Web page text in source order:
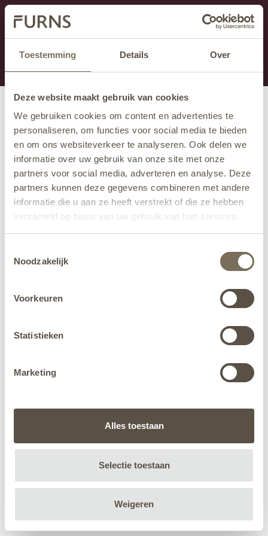
Toestemming Details Over
Deze website maakt gebruik van cookies
We gebruiken cookies om content en advertenties te
personaliseren, om functies voor social media te bieden
en om ons websiteverkeer te analyseren. Ook delen we
informatie over uw gebruik van onze site met onze
partners voor social media, adverteren en analyse. Deze
partners kunnen deze gegevens combineren met andere
informatie die u aan ze heeft verstrekt of die ze hebben
verzameld op basis van uw gebruik van hun services.
jehier.
Noodzakelijk
Voorkeuren
Statistieken
Marketing
Alles toestaan
Selectie toestaan
Weigeren
Dieser Abschnitt wird derzeit gewartet.
Wenn Sie Informationen vermissen, können Sie uns
unter +31 413 395 294 anrufen oder uns unter